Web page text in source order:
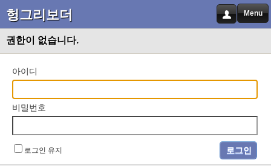
헝그리보더 Menu
권한이 없습니다.
아이디
비밀번호
로그인 유지